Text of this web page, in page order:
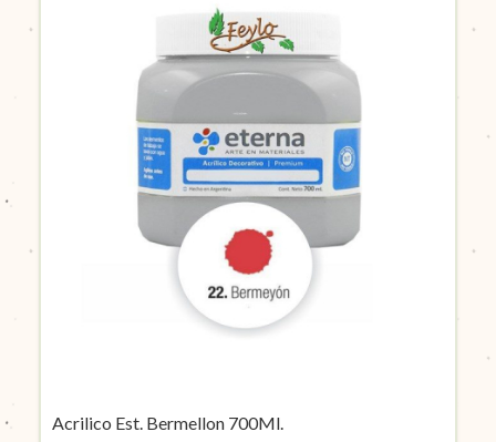
Acrilico Est. Bermellon 700Ml.